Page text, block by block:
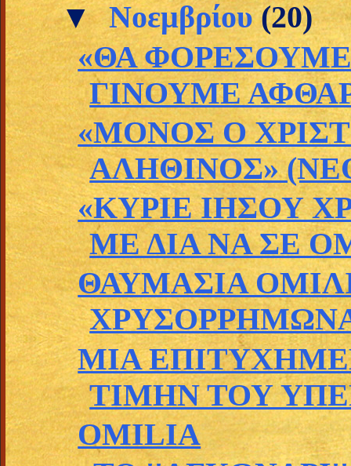
▼Νοεμβρίου(20)
«ΘΑ
ΓΙΝΟΥΜΕ
«ΜΟΝΟΣ Ο
ΑΛΗΘΙΝΟΣ»
«ΚΥΡΙΕ ΙΗΣΟΥ
ΜΕ ΔΙΑ ΝΑ ΣΕ
ΘΑΥΜΑΣΙΑ
ΜΙΑ
ΤΙΜΗΝ ΤΟΥ
OMILIA